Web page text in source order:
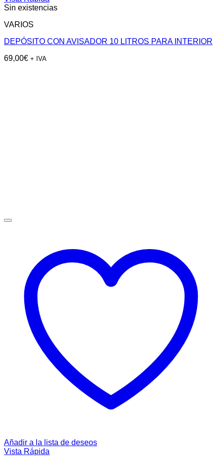
Sin existencias
VARIOS
DEPÓSITO CON AVISADOR 10 LITROS PARA INTERIOR
69,00€ + IVA
Añadir a la lista de deseos
Vista Rápida